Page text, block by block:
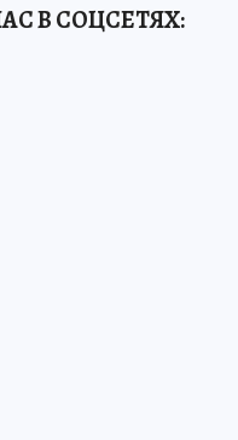
В СОЦСЕТЯХ: